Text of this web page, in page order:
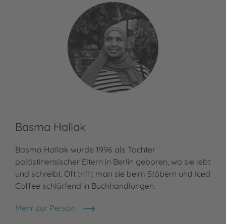
Basma Hallak
Basma Hallak wurde 1996 als Tochter
palästinensischer Eltern in Berlin geboren, wo sie lebt
und schreibt. Oft trifft man sie beim Stöbern und Iced
Coffee schlürfend in Buchhandlungen.
Mehr zur Person
Basma Hallak